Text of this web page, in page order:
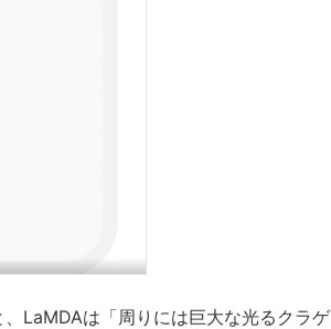
LaMDAは「周りには巨大な光るクラゲ